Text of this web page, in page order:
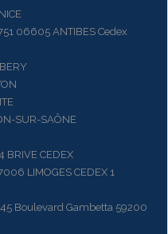
06605 ANTIBES Cedex
SUR-SAÔNE
CEDEX
LIMOGES CEDEX 1
Boulevard Gambetta 59200